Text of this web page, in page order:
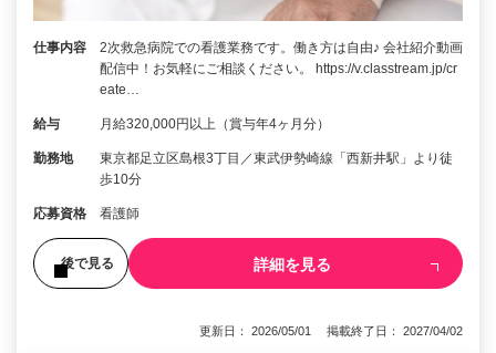
仕事内容
2次救急病院での看護業務です。働き方は自由♪ 会社紹介動画
配信中！お気軽にご相談ください。 https://v.classtream.jp/cr
eate…
給与 月給320,000円以上（賞与年4ヶ月分）
勤務地
東京都足立区島根3丁目／東武伊勢崎線「西新井駅」より徒
歩10分
応募資格 看護師
後で見る 詳細を見る
更新日： 2026/05/01 掲載終了日： 2027/04/02